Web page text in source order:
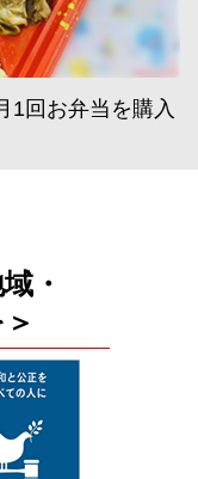
1回お弁当を購入
・